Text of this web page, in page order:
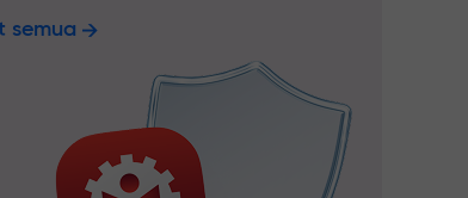
semua